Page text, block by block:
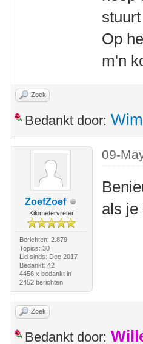
Op
m'n
Zoek
Bedankt door:
ZoefZoef
Kilometervreter
Berichten: 2.879
Topics: 30
Lid sinds: Dec 2017
Bedankt: 42
4456 x bedankt in
2452 berichten
09-
als je
Zoek
Bedankt door: